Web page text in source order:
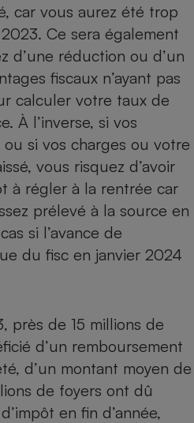
car vous aurez été trop
Ce sera également
d’une réduction ou d’un
fiscaux n’ayant pas
calculer votre taux de
. À l’inverse, si vos
si vos charges ou votre
vous risquez d’avoir
à régler à la rentrée car
prélevé à la source en
si l’avance de
du fisc en janvier 2024
près de 15 millions de
d’un remboursement
d’un montant moyen de
de foyers ont dû
en fin d’année,